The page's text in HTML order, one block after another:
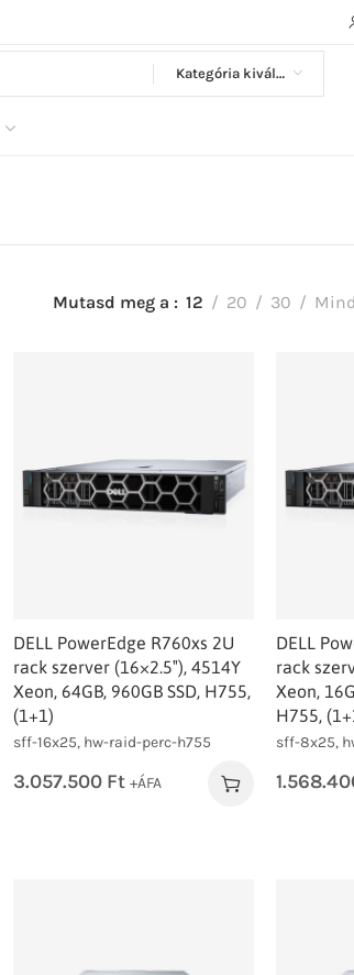
Kategória kiválasztása
Mutasd meg a 12 20 30
DELL PowerEdge R760xs 2U
rack szerver (16×2.5″), 4514Y
Xeon, 64GB, 960GB SSD, H755,
(1+1)
sff-16x25, hw-raid-perc-h755
3.057.500 Ft +ÁFA
DELL
rack
Xeon,
H755,
sff-8x25,